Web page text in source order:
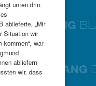
unten drin.
ablieferte. „Mir
Situation wir
kommen“, war
abliefern
wir, dass